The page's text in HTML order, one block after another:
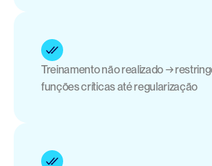
Treinamento não realizado →
funções críticas até regularização